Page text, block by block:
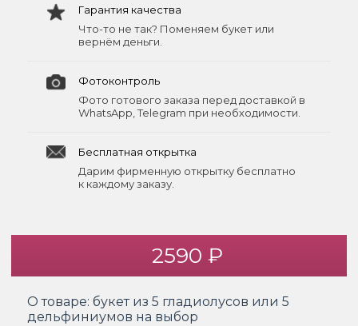
Гарантия качества
Что-то не так? Поменяем букет или
вернём деньги.
Фотоконтроль
Фото готового заказа перед доставкой в
WhatsApp, Telegram при необходимости.
Бесплатная открытка
Дарим фирменную открытку бесплатно
к каждому заказу.
2590 ₽
О товаре: букет из 5 гладиолусов или 5
дельфиниумов на выбор